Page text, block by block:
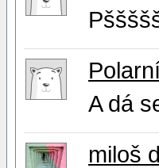
A dá
miloš